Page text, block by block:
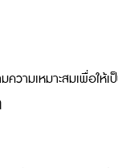
วามเหมาะสมเพื่อใ